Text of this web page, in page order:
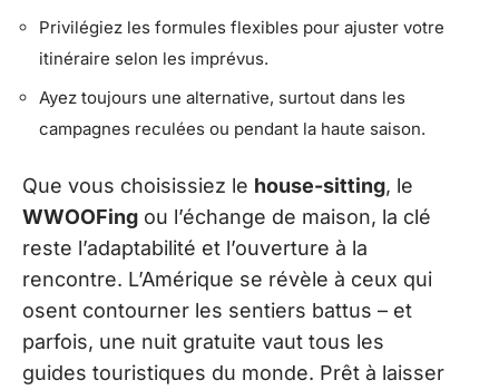
Privilégiez les formules flexibles pour ajuster votre
itinéraire selon les imprévus.
Ayez toujours une alternative, surtout dans les
campagnes reculées ou pendant la haute saison.
Que vous choisissiez le house-sitting, le
WWOOFing ou l’échange de maison, la clé
reste l’adaptabilité et l’ouverture à la
rencontre. L’Amérique se révèle à ceux qui
osent contourner les sentiers battus – et
parfois, une nuit gratuite vaut tous les
guides touristiques du monde. Prêt à laisser